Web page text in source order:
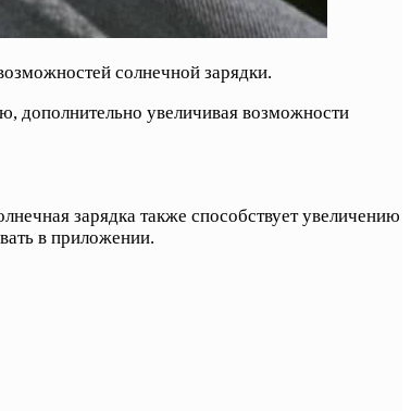
солнечной зарядки.
дополнительно увеличивая возможности
зарядка также способствует увеличению
в приложении.